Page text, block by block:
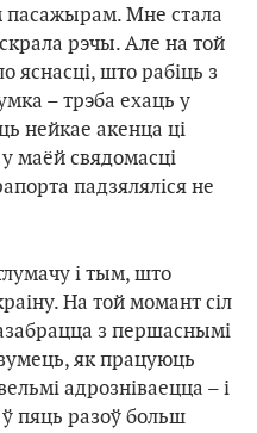
Мне стала
рэчы. Але на той
што рабіць з
– трэба ехаць у
нейкае акенца ці
маёй свядомасці
падзяляліся не
і тым, што
На той момант сіл
з першаснымі
як працуюць
адрозніваецца – і
пяць разоў больш